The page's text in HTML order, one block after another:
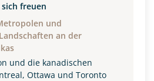
freuen
und
an der
und die kanadischen
Ottawa und Toronto
Option 2